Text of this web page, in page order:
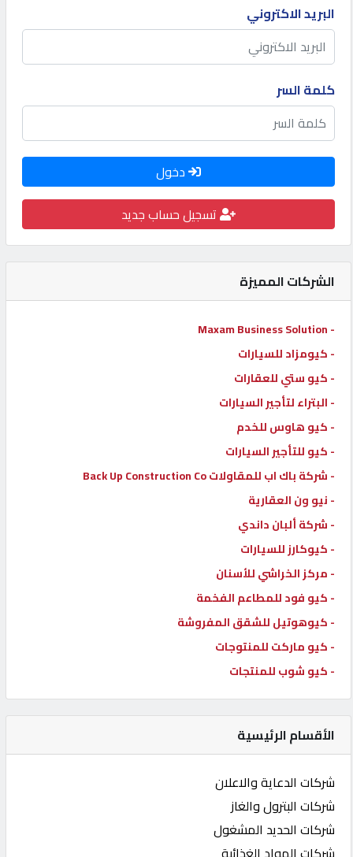
كيو
مزاد
كيو
نمبر
كارز
كيو
ماركت
القطري
POWERED
QHOST
البريد الاكتروني
كلمة السر
دخول
تسجيل حساب جديد
الشركات المميزة
- Maxam Business Solution
- كيومزاد للسيارات
- كيو ستي للعقارات
- البتراء لتأجير السيارات
- كيو هاوس للخدم
- كيو للتأجير السيارات
- شركة باك اب للمقاولات Back Up Construction Co
- نيو ون العقارية
- شركة ألبان داندي
- كيوكارز للسيارات
- مركز الخراشي للأسنان
- كيو فود للمطاعم الفخمة
- كيوهوتيل للشقق المفروشة
- كيو ماركت للمنتوجات
- كيو شوب للمنتجات
الأقسام الرئيسية
شركات الدعاية والاعلان
شركات البترول والغاز
شركات الحديد المشغول